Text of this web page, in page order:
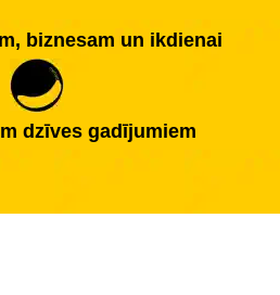
biznesam un ikdienai
dzīves gadījumiem